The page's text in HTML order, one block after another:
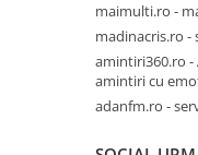
maimulti.ro -
madinacris.ro -
amintiri360.ro
amintiri cu
adanfm.ro -